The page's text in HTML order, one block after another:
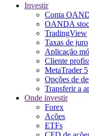
Investir
Conta
OANDA
TradingView
Taxas de juro
Aplicação
Cliente
MetaTrader 5
Opções de
Transferir a
Onde investir
Forex
Ações
ETFs